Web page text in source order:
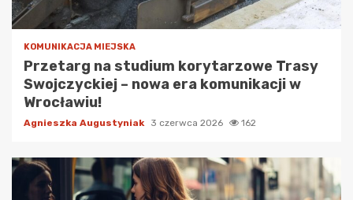
KOMUNIKACJA MIEJSKA
Przetarg na studium korytarzowe Trasy
Swojczyckiej – nowa era komunikacji w
Wrocławiu!
Agnieszka Augustyniak 3 czerwca 2026 162